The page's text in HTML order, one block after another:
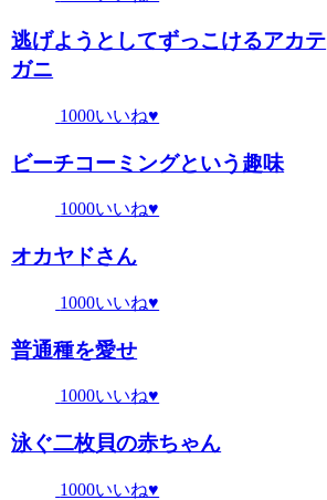
逃げようとしてずっこけるアカテ
ガニ
1000いいね♥
ビーチコーミングという趣味
1000いいね♥
オカヤドさん
1000いいね♥
普通種を愛せ
1000いいね♥
泳ぐ二枚貝の赤ちゃん
1000いいね♥